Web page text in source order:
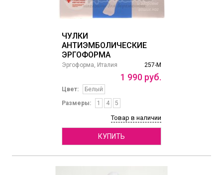
ЧУЛКИ
АНТИЭМБОЛИЧЕСКИЕ
ЭРГОФОРМА
257-М
Эргоформа, Италия
1 990 руб.
Цвет:
Белый
Размеры:
1 4 5
Товар в наличии
КУПИТЬ